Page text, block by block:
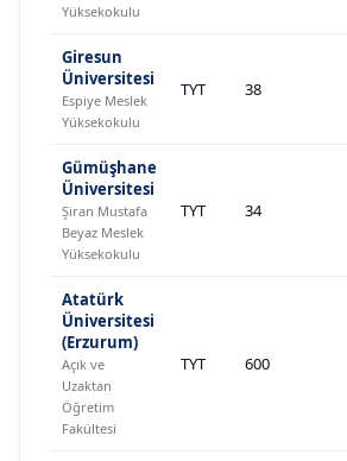
Yüksekokulu
Giresun
Üniversitesi
Espiye Meslek
Yüksekokulu
TYT 38
Gümüşhane
Üniversitesi
Şiran Mustafa
Beyaz Meslek
Yüksekokulu
TYT 34
Atatürk
Üniversitesi
(Erzurum)
Açık ve
Uzaktan
Öğretim
Fakültesi
TYT 600